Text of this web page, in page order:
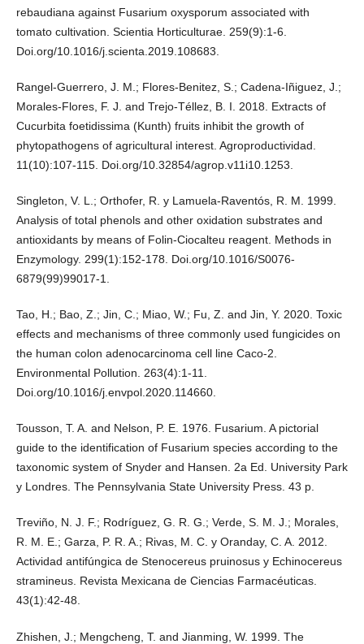
rebaudiana against Fusarium oxysporum associated with
tomato cultivation. Scientia Horticulturae. 259(9):1-6.
Doi.org/10.1016/j.scienta.2019.108683.
Rangel-Guerrero, J. M.; Flores-Benitez, S.; Cadena-Iñiguez, J.;
Morales-Flores, F. J. and Trejo-Téllez, B. I. 2018. Extracts of
Cucurbita foetidissima (Kunth) fruits inhibit the growth of
phytopathogens of agricultural interest. Agroproductividad.
11(10):107-115. Doi.org/10.32854/agrop.v11i10.1253.
Singleton, V. L.; Orthofer, R. y Lamuela-Raventós, R. M. 1999.
Analysis of total phenols and other oxidation substrates and
antioxidants by means of Folin-Ciocalteu reagent. Methods in
Enzymology. 299(1):152-178. Doi.org/10.1016/S0076-
6879(99)99017-1.
Tao, H.; Bao, Z.; Jin, C.; Miao, W.; Fu, Z. and Jin, Y. 2020. Toxic
effects and mechanisms of three commonly used fungicides on
the human colon adenocarcinoma cell line Caco-2.
Environmental Pollution. 263(4):1-11.
Doi.org/10.1016/j.envpol.2020.114660.
Tousson, T. A. and Nelson, P. E. 1976. Fusarium. A pictorial
guide to the identification of Fusarium species according to the
taxonomic system of Snyder and Hansen. 2a Ed. University Park
y Londres. The Pennsylvania State University Press. 43 p.
Treviño, N. J. F.; Rodríguez, G. R. G.; Verde, S. M. J.; Morales,
R. M. E.; Garza, P. R. A.; Rivas, M. C. y Oranday, C. A. 2012.
Actividad antifúngica de Stenocereus pruinosus y Echinocereus
stramineus. Revista Mexicana de Ciencias Farmacéuticas.
43(1):42-48.
Zhishen, J.; Mengcheng, T. and Jianming, W. 1999. The